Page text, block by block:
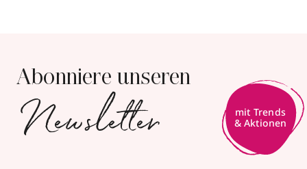
Abonniere unseren
Newsletter
mit Trends
& Aktionen